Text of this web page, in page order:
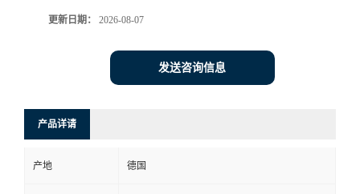
更新日期： 2026-08-07
发送咨询信息
产品详请
产地 德国